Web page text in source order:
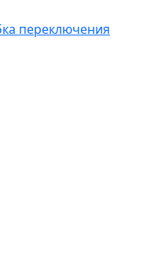
переключения